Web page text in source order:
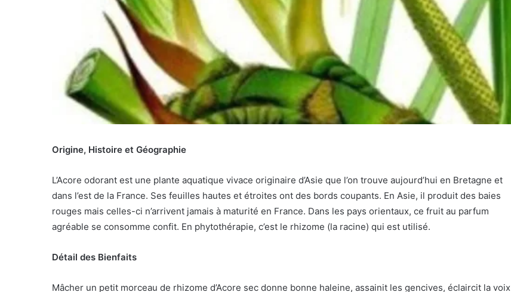
Origine, Histoire et Géographie
L’Acore odorant est une plante aquatique vivace originaire d’Asie que l’on trouve aujourd’hui en Bretagne et
dans l’est de la France. Ses feuilles hautes et étroites ont des bords coupants. En Asie, il produit des baies
rouges mais celles-ci n’arrivent jamais à maturité en France. Dans les pays orientaux, ce fruit au parfum
agréable se consomme confit. En phytothérapie, c’est le rhizome (la racine) qui est utilisé.
Détail des Bienfaits
Mâcher un petit morceau de rhizome d’Acore sec donne bonne haleine, assainit les gencives, éclaircit la voix